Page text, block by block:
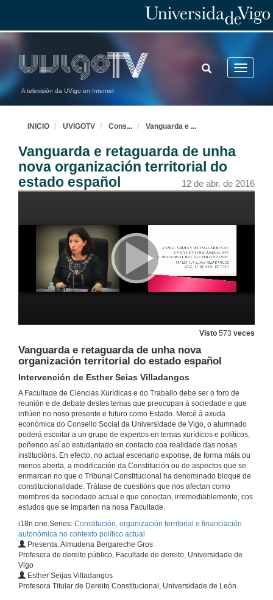
A televisión da UVigo en Internet
Toggle
TOGGLE
SEARCH
INICIO UVIGOTV Cons... Vanguarda e ...
Vanguarda e retaguarda de unha
nova organización territorial do
estado español
12 de abr. de 2016
Visto 573 veces
Vanguarda e retaguarda de unha nova
organización territorial do estado español
Intervención de Esther Seias Villadangos
A Facultade de Ciencias Xurídicas e do Traballo debe ser o foro de
reunión e de debate destes temas que preocupan á sociedade e que
inflúen no noso presente e futuro como Estado. Mercé á axuda
económica do Consello Social da Universidade de Vigo, o alumnado
poderá escoitar a un grupo de expertos en temas xurídicos e políticos,
poñendo así ao estudantado en contacto coa realidade das nosas
institucións. En efecto, no actual escenario exponse, de forma máis ou
menos aberta, a modificación da Constitución ou de aspectos que se
enmarcan no que o Tribunal Constitucional ha denominado bloque de
constitucionalidade. Trátase de cuestións que nos afectan como
membros da sociedade actual e que conectan, irremediablemente, cos
estudos que se imparten na nosa Facultade.
i18n.one.Series: Constitución, organización territorial e financiación
autonómica no contexto político actual
Presenta: Almudena Bergareche Gros
Profesora de dereito público, Facultade de dereito, Universidade de
Vigo
Esther Seijas Villadangos
Profesora Titular de Dereito Constitucional, Universidade de León
Intervención de Roberto Luis Blanco Valdés
12 de abr. de 2016
Intervención de Tomás Font I Llovet